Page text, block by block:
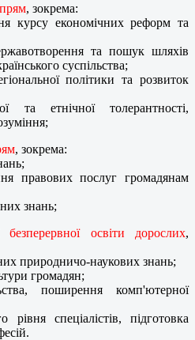
, зокрема:
курсу економічних реформ та
та пошук шляхів
суспільства;
політики та розвиток
та етнічної толерантності,
, зокрема:
правових послуг громадянам
знань;
безперервної освіти дорослих,
природничо-наукових знань;
громадян;
поширення комп'ютерної
спеціалістів, підготовка